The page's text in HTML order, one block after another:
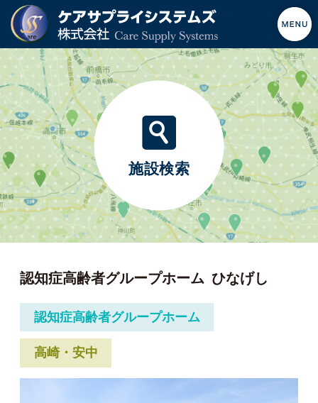
施設検索
認知症高齢者グループホーム ひなげし
認知症高齢者グループホーム
高崎・安中